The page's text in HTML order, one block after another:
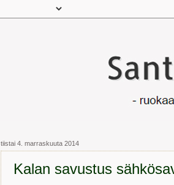
tiistai 4. marraskuuta 2014
Kalan savustus